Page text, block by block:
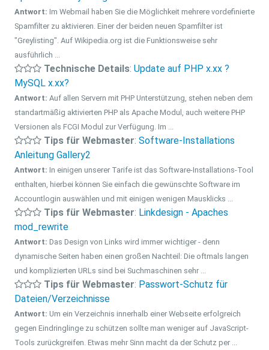
Antwort: Im Webmail haben Sie die Möglichkeit mehrere vordefinierte
Spamfilter zu aktivieren. Einer der beiden neuen Spamfilter ist
"Greylisting". Auf Wikipedia.org ist die Funktionsweise sehr
ausführlich ...
Technische Details: Update auf PHP x.xx ?
MySQL x.xx?
Antwort: Auf allen Servern mit PHP Unterstützung, stehen neben dem
standartmäßig aktivierten PHP als Apache Modul, auch weitere PHP
Versionen als FCGI Modul zur Verfügung. Im ...
Tips für Webmaster: Software-Installations
Anleitung Gallery2
Antwort: In einigen unserer Tarife ist das Software-Installations-Tool
enthalten, hierbei können Sie einfach die gewünschte Software im
Accountlogin auswählen und mit einigen wenigen Mausklicks ...
Tips für Webmaster: Linkdesign - Apaches
mod_rewrite
Antwort: Das Design von Links wird immer wichtiger - denn
dynamische Seiten haben einen großen Nachteil: Die oftmals langen
und komplizierten URLs sind bei Suchmaschinen sehr ...
Tips für Webmaster: Passwort-Schutz für
Dateien/Verzeichnisse
Antwort: Um ein Verzeichnis innerhalb einer Webseite erfolgreich
gegen Eindringlinge zu schützen sollte man weniger auf JavaScript-
Tools zurückgreifen. Etwas mehr Sinn macht da der Schutz per ...